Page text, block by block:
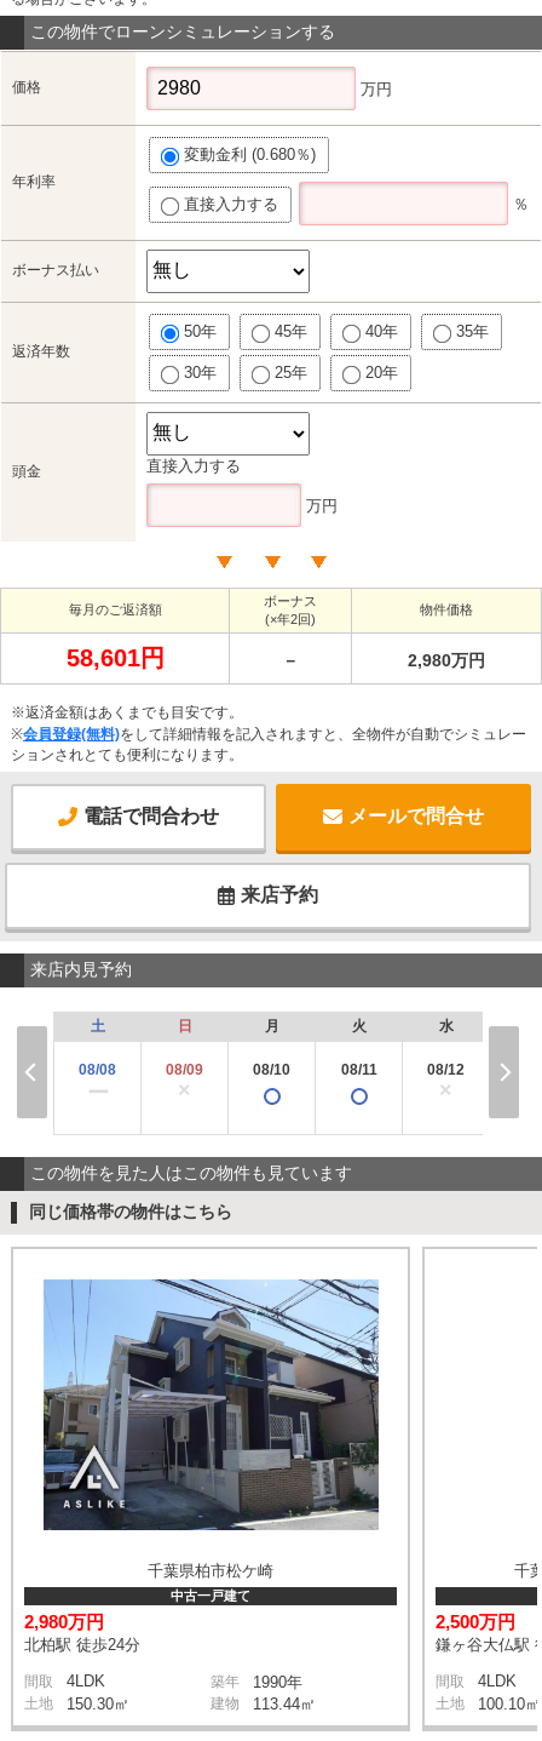
この物件でローンシミュレーションする
価格 万円
年利率
変動金利 (0.680％)
直接入力する ％
ボーナス払い
返済年数
50年 45年 40年 35年
30年 25年 20年
頭金 直接入力する
万円
毎月のご返済額
ボーナス
(×年2回)
物件価格
58,601円 － 2,980万円
※返済金額はあくまでも目安です。
※会員登録(無料)をして詳細情報を記入されますと、全物件が自動でシミュレー
ションされとても便利になります。
電話で問合わせ メールで問合せ
来店予約
来店内見予約
土
08/08
ー
日
08/09
×
月
08/10
火
08/11
水
08/12
×
この物件を見た人はこの物件も見ています
同じ価格帯の物件はこちら
千葉県柏市松ケ崎
中古一戸建て
2,980万円
北柏駅 徒歩24分
間取 4LDK 築年 1990年
土地 150.30㎡ 建物 113.44㎡
千
2,500万円
鎌ヶ谷大仏駅
間取 4LDK
土地 100.10㎡